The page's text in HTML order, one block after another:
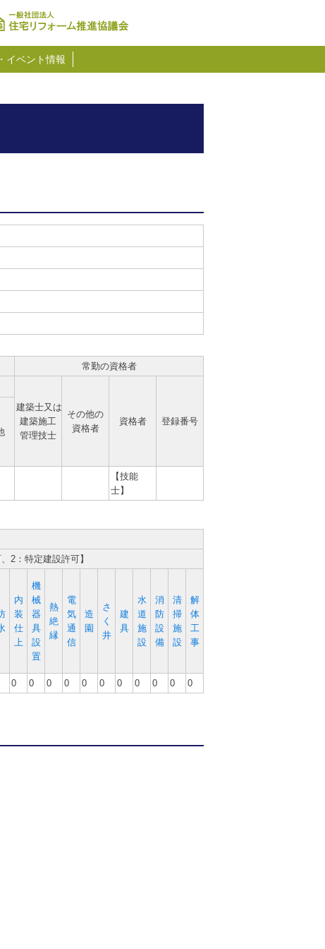
イベント情報
常勤の資格者
建築士又は
建築施工
管理技士
その他の
資格者
資格者 登録番号
【技能
士】
2：特定建設許可】
内
装
仕
上
機
械
器
具
設
置
熱
絶
縁
電
気
通
信
造
園
さ
く
井
建
具
水
道
施
設
消
防
設
備
清
掃
施
設
解
体
工
事
0 0 0 0 0 0 0 0 0 0 0